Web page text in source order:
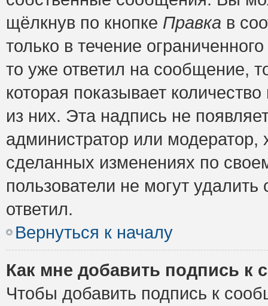
щёлкнув по кнопке Правка в
только в течение
то уже ответил на сообщение,
которая показывает
из них. Эта надпись не
администратор или модератор,
сделанных изменениях по
пользователи не могут
ответил.
Вернуться к началу
Как мне добавить подпись к
Чтобы добавить подпись к